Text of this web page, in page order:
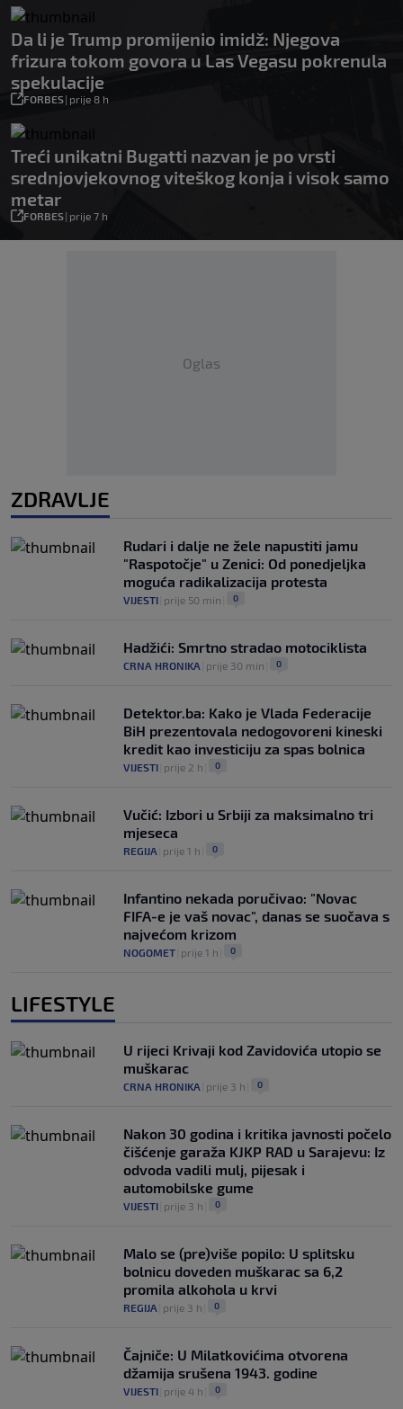
Da li je Trump promijenio imidž: Njegova
frizura tokom govora u Las Vegasu pokrenula
spekulacije
FORBES| prije 8 h
Treći unikatni Bugatti nazvan je po vrsti
srednjovjekovnog viteškog konja i visok samo
metar
FORBES| prije 7 h
Oglas
ZDRAVLJE
Rudari i dalje ne žele napustiti jamu
"Raspotočje" u Zenici: Od ponedjeljka
moguća radikalizacija protesta
VIJESTI prije 50 min 0
Hadžići: Smrtno stradao motociklista
CRNA HRONIKA prije 30 min 0
Detektor.ba: Kako je Vlada Federacije
BiH prezentovala nedogovoreni kineski
kredit kao investiciju za spas bolnica
VIJESTI prije 2 h 0
Vučić: Izbori u Srbiji za maksimalno tri
mjeseca
REGIJA prije 1 h 0
Infantino nekada poručivao: "Novac
FIFA-e je vaš novac", danas se suočava s
najvećom krizom
NOGOMET prije 1 h 0
LIFESTYLE
U rijeci Krivaji kod Zavidovića utopio se
muškarac
CRNA HRONIKA prije 3 h 0
Nakon 30 godina i kritika javnosti počelo
čišćenje garaža KJKP RAD u Sarajevu: Iz
odvoda vadili mulj, pijesak i
automobilske gume
VIJESTI prije 3 h 0
Malo se (pre)više popilo: U splitsku
bolnicu doveden muškarac sa 6,2
promila alkohola u krvi
REGIJA prije 3 h 0
Čajniče: U Milatkovićima otvorena
džamija srušena 1943. godine
VIJESTI prije 4 h 0